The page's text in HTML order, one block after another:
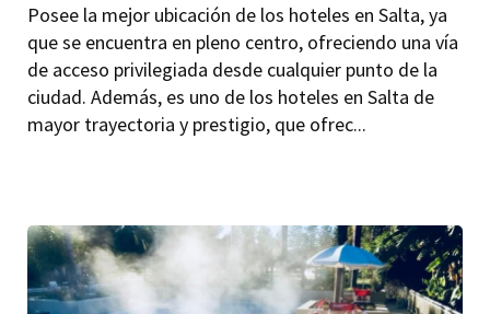
Posee la mejor ubicación de los hoteles en Salta, ya
que se encuentra en pleno centro, ofreciendo una vía
de acceso privilegiada desde cualquier punto de la
ciudad. Además, es uno de los hoteles en Salta de
mayor trayectoria y prestigio, que ofrec...